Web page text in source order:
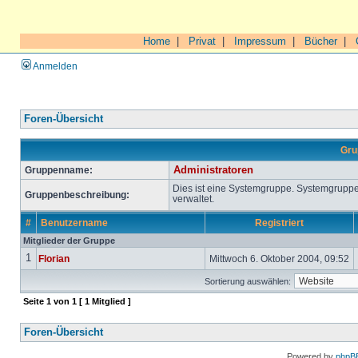
Home Privat Impressum Bücher|
Anmelden
Foren-Übersicht
Gruppenname:
Administratoren
Gruppenbeschreibung:
Dies ist eine Systemgruppe.
verwaltet.
# Benutzername Registriert
Mitglieder der Gruppe
1 Florian Mittwoch 6. Oktober 2004, 09:52
Sortierung auswählen:
Seite 1 von 1 [ 1 Mitglied ]
Foren-Übersicht